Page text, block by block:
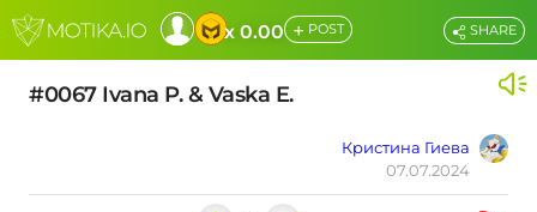
x 0.00 + POST
#0067 Ivana P. & Vaska E.
Кристина Гиева
07.07.2024
SHARE